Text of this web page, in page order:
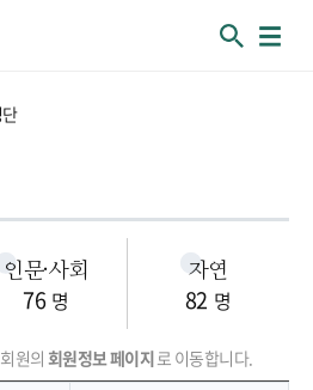
인문·사회
76 명
자연
82 명
원의 회원정보 페이지로 이동합니다.